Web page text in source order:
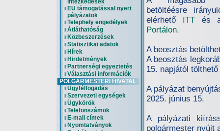
intézkedések
EU támogatással nyert
pályázatok
Telephely engedélyek
Átláthatóság
Közbeszerzések
Statisztikai adatok
Hírek
Hirdetmények
Partnerségi egyeztetés
Választási információk
POLGÁRMESTERI HIVATAL
Ügyfélfogadás
Szervezeti egységek
Ügykörök
Telefonszámok
E-mail címek
Nyomtatványok
betöltéésre
elérhető ITTés
Portálon.
A beosztás
A beosztás
15. napjától tölthető
A pályázat
2025. június 15.
A pályázati
polgármester nyújt